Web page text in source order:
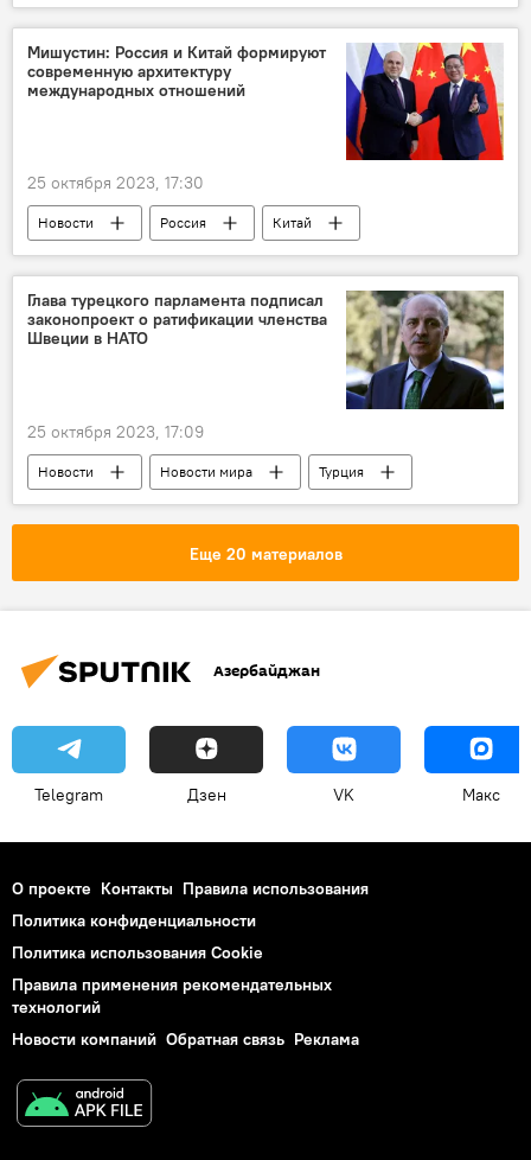
Киностудия "Азербайджанфильм"
Закрытие
Слухи Опровержение
Мишустин: Россия и Китай формируют
современную архитектуру
международных отношений
25 октября 2023, 17:30
Новости Россия
Китай
Михаил Мишустин
Бишкек
ШОС
СНГ
ЕАЭС
Глава турецкого парламента подписал
законопроект о ратификации членства
Швеции в НАТО
25 октября 2023, 17:09
Новости Новости мира
Турция
НАТО
Швеция
Нуман Куртулмуш
Еще 20 материалов
Азербайджан
Telegram Дзен VK Макс
О проекте Контакты Правила использования
Политика конфиденциальности
Политика использования Cookie
Правила применения рекомендательных
технологий
Новости компаний Обратная связь Реклама